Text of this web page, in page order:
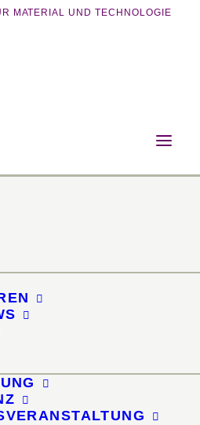
MATERIAL UND TECHNOLOGIE
für die
·
Interior